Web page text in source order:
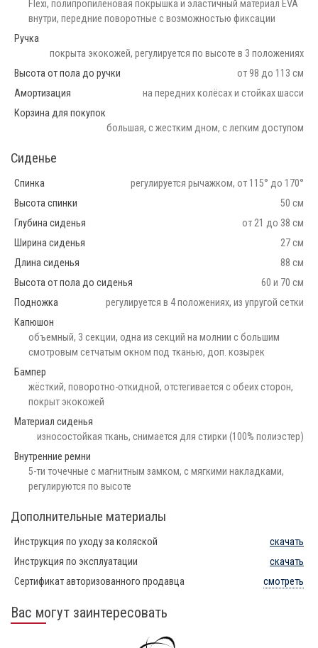
Flexi, полипропиленовая покрышка и эластичный материал EVA
внутри, передние поворотные с возможностью фиксации
Ручка
покрыта экокожей, регулируется по высоте в 3 положениях
Высота от пола до ручки
от 98 до 113 см
Амортизация
на передних колёсах и стойках шасси
Корзина для покупок
большая, с жестким дном, с легким доступом
Сиденье
Спинка
регулируется рычажком, от 115° до 170°
Высота спинки
50 см
Глубина сиденья
от 21 до 38 см
Ширина сиденья
27 см
Длина сиденья
88 см
Высота от пола до сиденья
60 и 70 см
Подножка
регулируется в 4 положениях, из упругой сетки
Капюшон
объемный, 3 секции, одна из секций на молнии с большим
смотровым сетчатым окном под тканью, доп. козырек
Бампер
жёсткий, поворотно-откидной, отстегивается с обеих сторон,
покрыт экокожей
Материал сиденья
износостойкая ткань, снимается для стирки (100% полиэстер)
Внутренние ремни
5-ти точечные с магнитным замком, с мягкими накладками,
регулируются по высоте
Дополнительные материалы
Инструкция по уходу за коляской
скачать
Инструкция по эксплуатации
скачать
Сертификат авторизованного продавца
смотреть
Вас могут заинтересовать